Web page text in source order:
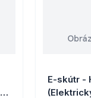
E-skútr -